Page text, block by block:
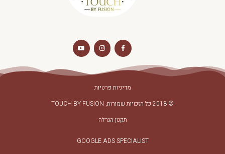
מדיניות פרטיות
© 2018 כל הזכויות שמורות, TOUCH BY FUSION
תקנון הגרלה
GOOGLE ADS SPECIALIST